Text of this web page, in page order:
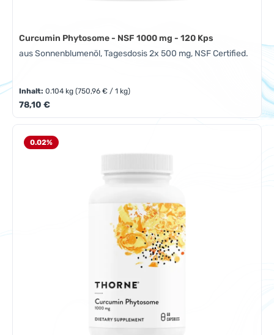
Curcumin Phytosome - NSF 1000 mg - 120 Kps
aus Sonnenblumenöl, Tagesdosis 2x 500 mg, NSF Certified.
Inhalt:0.104 kg(750,96 € / 1 kg)
Regulärer Preis:
78,10 €
0.02%